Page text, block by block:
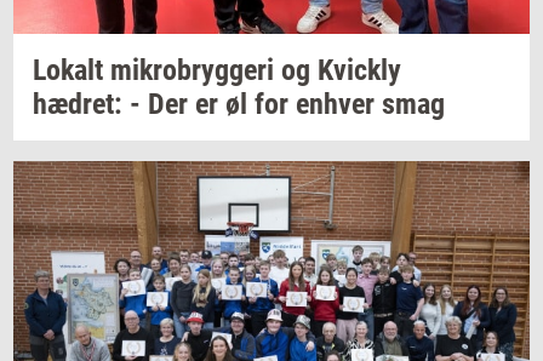
Lo­kalt mi­kro­bryg­ge­ri og Kvi­ck­ly
hædret: - Der er øl for en­hver smag